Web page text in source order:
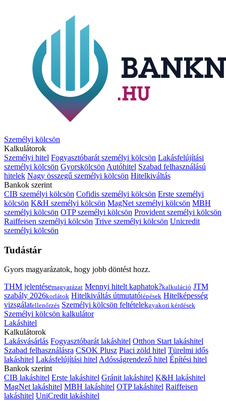
Személyi kölcsön
Kalkulátorok
Személyi hitel Fogyasztóbarát személyi kölcsön Lakásfelújítási
személyi kölcsön Gyorskölcsön Autóhitel Szabad felhasználású
hitelek Nagy összegű személyi kölcsön Hitelkiváltás
Bankok szerint
CIB személyi kölcsön Cofidis személyi kölcsön Erste személyi
kölcsön K&H személyi kölcsön MagNet személyi kölcsön MBH
személyi kölcsön OTP személyi kölcsön Provident személyi kölcsön
Raiffeisen személyi kölcsön Trive személyi kölcsön Unicredit
személyi kölcsön
Tudástár
Gyors magyarázatok, hogy jobb döntést hozz.
THM jelentésemagyarázat Mennyi hitelt kaphatok?kalkuláció JTM
szabály 2026korlátok Hitelkiváltás útmutatólépések Hitelképesség
vizsgálatellenőrzés Személyi kölcsön feltételekgyakori kérdések
Személyi kölcsön kalkulátor
Lakáshitel
Kalkulátorok
Lakásvásárlás Fogyasztóbarát lakáshitel Otthon Start lakáshitel
Szabad felhasználásra CSOK Plusz Piaci zöld hitel Türelmi idős
lakáshitel Lakásfelújítási hitelAdósságrendező hitel Építési hitel
Bankok szerint
CIB lakáshitel Erste lakáshitel Gránit lakáshitel K&H lakáshitel
MagNet lakáshitel MBH lakáshitel OTP lakáshitel Raiffeisen
lakáshitel UniCredit lakáshitel